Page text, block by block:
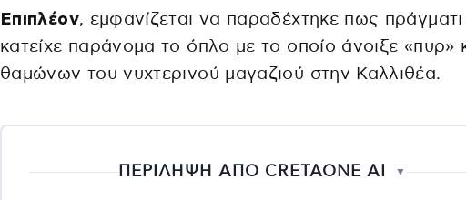
Επιπλέον, εμφανίζεται να παραδέχτηκε πως πράγματι
κατείχε παράνομα το όπλο με το οποίο άνοιξε «πυρ»
θαμώνων του νυχτερινού μαγαζιού στην Καλλιθέα.
ΠΕΡΙΛΗΨΗ ΑΠΟ CRETAONE AI ▼